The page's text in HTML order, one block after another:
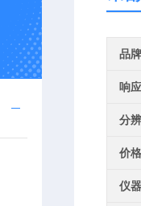
品牌
响
分
价
仪